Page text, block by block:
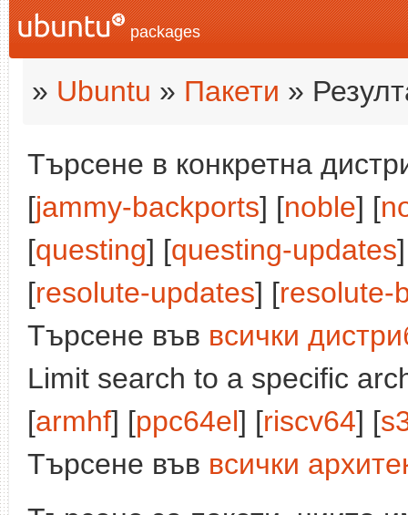
packages
» Ubuntu » Пакети »
Търсене в конкретна
[jammy-backports] [noble] [
[questing] [questing-updates
[resolute-updates] [resolute-
Търсене във всички
Limit search to a specific
[armhf] [ppc64el] [riscv64] [
Търсене във всички